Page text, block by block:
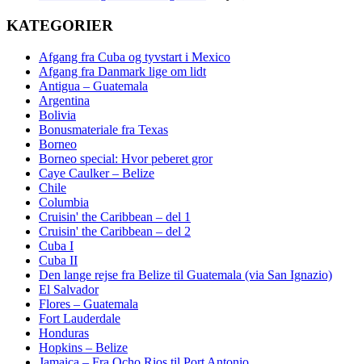
KATEGORIER
Afgang fra Cuba og tyvstart i Mexico
Afgang fra Danmark lige om lidt
Antigua – Guatemala
Argentina
Bolivia
Bonusmateriale fra Texas
Borneo
Borneo special: Hvor peberet gror
Caye Caulker – Belize
Chile
Columbia
Cruisin' the Caribbean – del 1
Cruisin' the Caribbean – del 2
Cuba I
Cuba II
Den lange rejse fra Belize til Guatemala (via San Ignazio)
El Salvador
Flores – Guatemala
Fort Lauderdale
Honduras
Hopkins – Belize